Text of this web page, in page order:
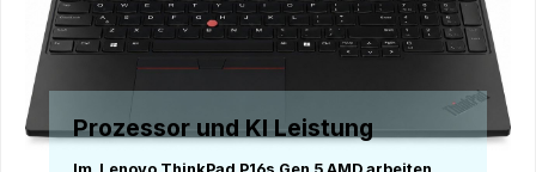
Prozessor und KI Leistung